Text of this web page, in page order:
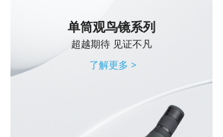
单筒观鸟镜系列
超越期待 见证不凡
了解更多 >